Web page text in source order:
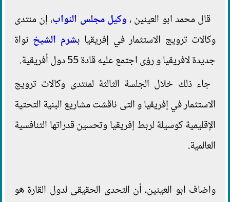
قال محمد ابو العينين ،وكيل مجلس النواب، إن منتدى
وكالات ترويج الاستثمار في إفريقيا بشرم الشيخ نواة
جديدة لافريقيا و رؤى اجتمع عليه قادة 55 دول أفريقية.
جاء ذلك خلال الجلسة الثالثة لمنتدى وكالات ترويج
الاستثمار في إفريقيا و التى ناقشت مشاريع البنية التحتية
الإقليمية كوسيلة لربط إفريقيا وتحسين قدراتها التنافسية
العالمية.
واضاف ابو العينين، أن التحدى الحقيقى لدول القارة هو